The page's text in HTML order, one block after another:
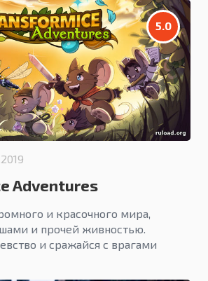
5.0
Adventures
и красочного мира,
и прочей живностью.
и сражайся с врагами